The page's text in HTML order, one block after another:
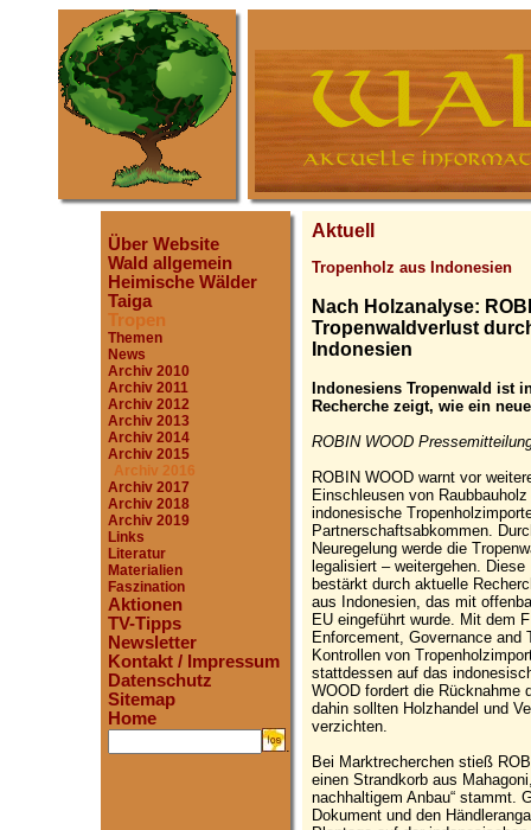
Über Website
Wald allgemein
Heimische Wälder
Taiga
Tropen
Themen
News
Archiv 2010
Archiv 2011
Archiv 2012
Archiv 2013
Archiv 2014
Archiv 2015
Archiv 2016
Archiv 2017
Archiv 2018
Archiv 2019
Links
Literatur
Materialien
Faszination
Aktionen
TV-Tipps
Newsletter
Kontakt / Impressum
Datenschutz
Sitemap
Home
.
Aktuell
Tropenholz aus Indonesien
Nach Holzanalyse:
Tropenwaldverlust
Indonesien
Indonesiens Tropenwald ist
Recherche zeigt, wie ein
ROBIN WOOD
ROBIN WOOD warnt vor
Einschleusen von
indonesische
Partnerschaftsabkommen.
Neuregelung werde die
legalisiert – weitergehen.
bestärkt durch aktuelle
aus Indonesien, das mit
EU eingeführt wurde. Mit dem
Enforcement, Governance and
Kontrollen von
stattdessen auf das
WOOD fordert die Rücknahme
dahin sollten Holzhandel und
verzichten.
Bei Marktrecherchen stieß
einen Strandkorb aus
nachhaltigem Anbau“ stammt.
Dokument und den